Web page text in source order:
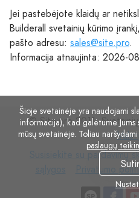
Jei pastebėjote klaidų ar
Builderall svetainių kūrimo
pašto adresu: sales@site.pro.
Informacija atnaujinta: 2026-
© Site.pro 2011.
Susisiekite su pardavimų
Privatumo
Šioje svetainėje yra naudojami
informacija), kad galėtume
mūsų svetainėje. Toliau
paslaugų